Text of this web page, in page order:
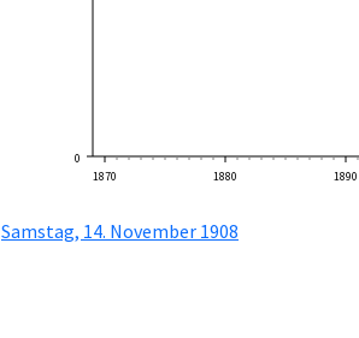
0
1870
1880 1890
Samstag, 14. November 1908